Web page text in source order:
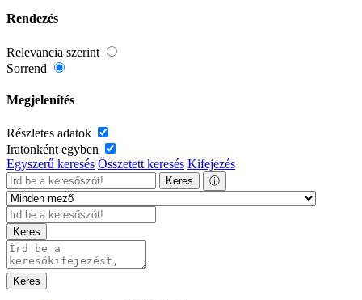
Rendezés
Relevancia szerint
Sorrend
Megjelenítés
Részletes adatok
Iratonként egyben
Egyszerű keresés Összetett keresés Kifejezés
Keres ⓘ
Keres
Keres